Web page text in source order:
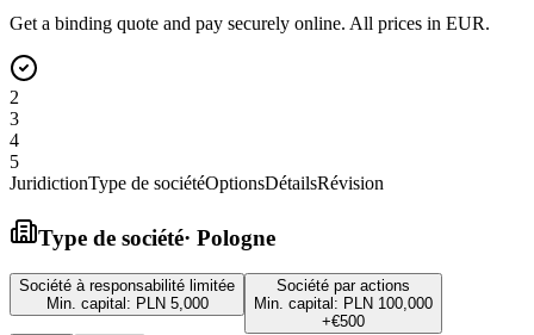
Get a binding quote and pay securely online. All prices in EUR.
2
3
4
5
JuridictionType de sociétéOptionsDétailsRévision
Type de société· Pologne
Société à responsabilité limitée
Min. capital: PLN 5,000
Société par actions
Min. capital: PLN 100,000
+€500